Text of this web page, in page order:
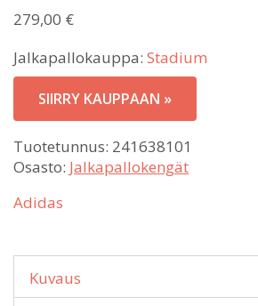
279,00 €
Jalkapallokauppa: Stadium
SIIRRY KAUPPAAN »
Tuotetunnus: 241638101
Osasto: Jalkapallokengät
Adidas
Kuvaus